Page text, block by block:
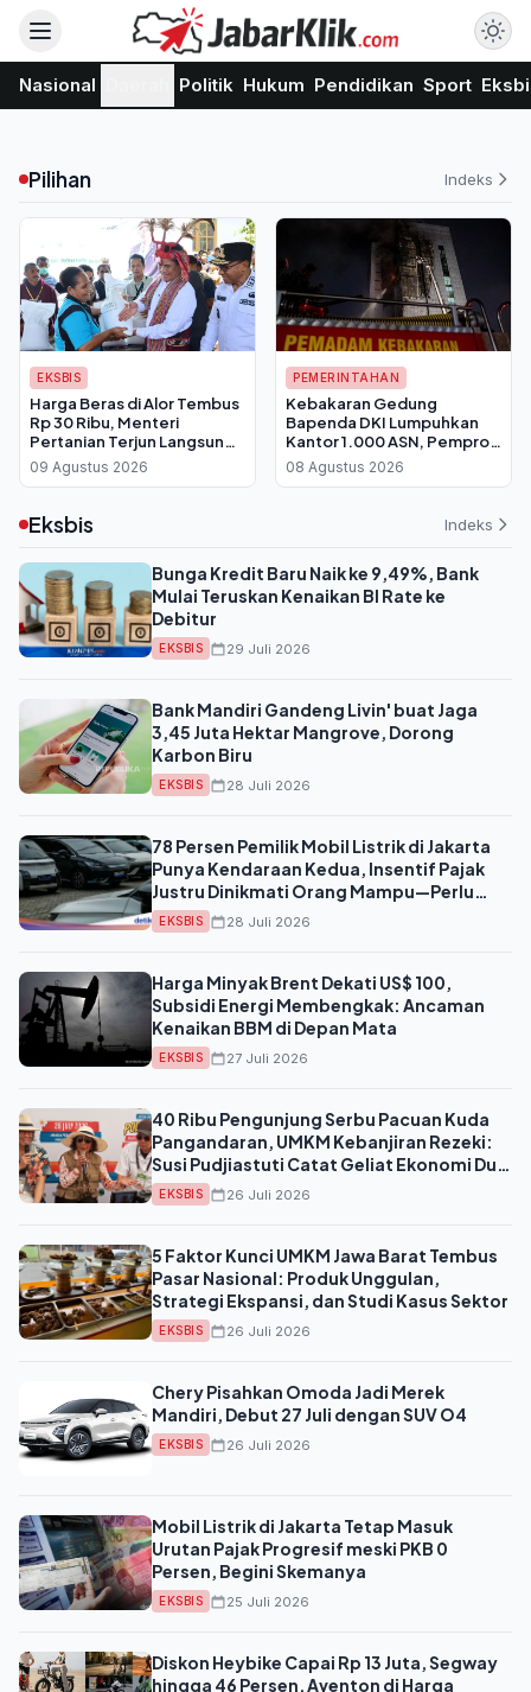
Nasional Politik Hukum Pendidikan Sport
Pilihan Indeks
EKSBIS
Harga Beras di Alor Tembus
Rp 30 Ribu, Menteri
Pertanian Terjun Langsung
Salurkan Bantuan 30 Kg per
Keluarga
09 Agustus 2026
PEMERINTAHAN
Kebakaran Gedung
Bapenda DKI Lumpuhkan
Kantor 1.000 ASN, Pemprov
Berlakukan WFH Bergantian
08 Agustus 2026
Eksbis Indeks
Bunga Kredit Baru Naik ke 9,49%, Bank
Mulai Teruskan Kenaikan BI Rate ke
Debitur
EKSBIS 29 Juli 2026
Bank Mandiri Gandeng Livin' buat Jaga
3,45 Juta Hektar Mangrove, Dorong
Karbon Biru
EKSBIS 28 Juli 2026
78 Persen Pemilik Mobil Listrik di Jakarta
Punya Kendaraan Kedua, Insentif Pajak
Justru Dinikmati Orang Mampu—Perlu
Ditinjau Ulang?
EKSBIS 28 Juli 2026
Harga Minyak Brent Dekati US$ 100,
Subsidi Energi Membengkak: Ancaman
Kenaikan BBM di Depan Mata
EKSBIS 27 Juli 2026
40 Ribu Pengunjung Serbu Pacuan Kuda
Pangandaran, UMKM Kebanjiran Rezeki:
Susi Pudjiastuti Catat Geliat Ekonomi Dua
Kali Lipat
EKSBIS 26 Juli 2026
5 Faktor Kunci UMKM Jawa Barat Tembus
Pasar Nasional: Produk Unggulan,
Strategi Ekspansi, dan Studi Kasus Sektor
EKSBIS 26 Juli 2026
Chery Pisahkan Omoda Jadi Merek
Mandiri, Debut 27 Juli dengan SUV O4
EKSBIS 26 Juli 2026
Mobil Listrik di Jakarta Tetap Masuk
Urutan Pajak Progresif meski PKB 0
Persen, Begini Skemanya
EKSBIS 25 Juli 2026
Diskon Heybike Capai Rp 13 Juta, Segway
hingga 46 Persen, Aventon di Harga